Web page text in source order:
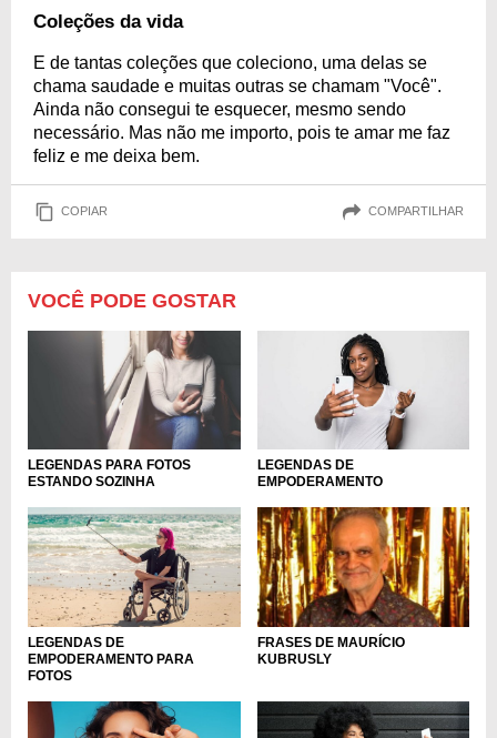
Coleções da vida
E de tantas coleções que coleciono, uma delas se
chama saudade e muitas outras se chamam "Você".
Ainda não consegui te esquecer, mesmo sendo
necessário. Mas não me importo, pois te amar me faz
feliz e me deixa bem.
COPIAR COMPARTILHAR
VOCÊ PODE GOSTAR
LEGENDAS PARA FOTOS
ESTANDO SOZINHA
LEGENDAS DE
EMPODERAMENTO
LEGENDAS DE
EMPODERAMENTO PARA
FOTOS
FRASES DE MAURÍCIO
KUBRUSLY